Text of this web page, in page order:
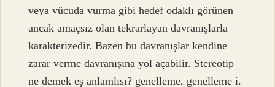
veya vücuda vurma gibi hedef odaklı görünen
ancak amaçsız olan tekrarlayan davranışlarla
karakterizedir. Bazen bu davranışlar kendine
zarar verme davranışına yol açabilir. Stereotip
ne demek eş anlamlısı? genelleme, genelleme i.